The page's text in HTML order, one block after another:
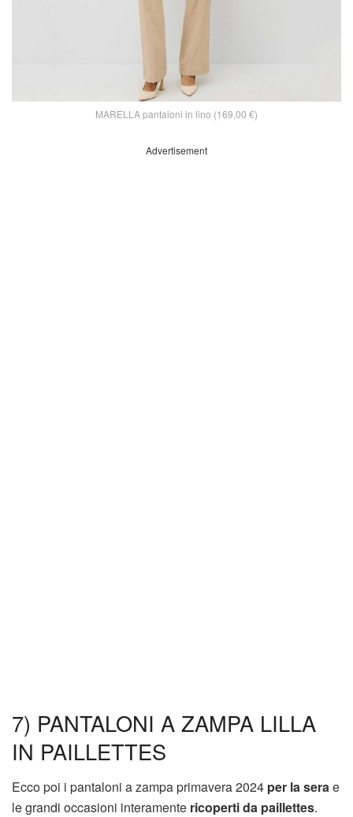
MARELLA pantaloni in lino (169,00 €)
Advertisement
7) PANTALONI A ZAMPA LILLA
IN PAILLETTES
Ecco poi i pantaloni a zampa primavera 2024 per la serae
le grandi occasioni interamente ricoperti da paillettes.